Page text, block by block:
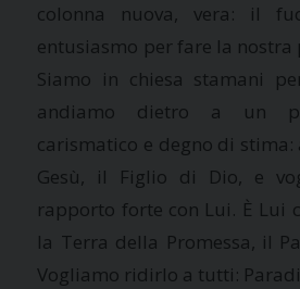
colonna nuova, vera: il
entusiasmo per fare la
Siamo in chiesa stamani
andiamo dietro a un
carismatico e degno di
Gesù, il Figlio di Dio, e
rapporto forte con Lui. È Lui
la Terra della Promessa, il
Vogliamo ridirlo a tutti: